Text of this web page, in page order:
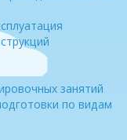
занятий
по видам